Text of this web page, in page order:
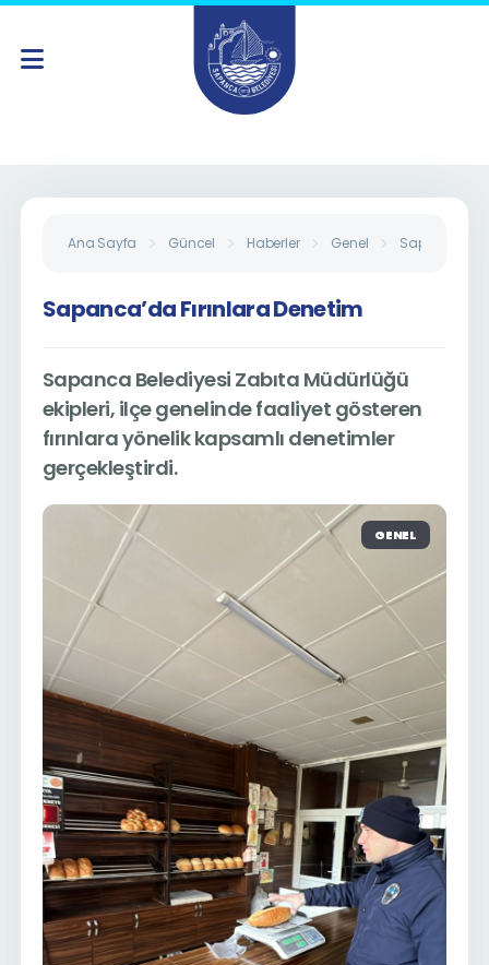
Ana Sayfa Güncel Haberler Genel Sapanca’da
Sapanca’da Fırınlara Denetim
Sapanca Belediyesi Zabıta Müdürlüğü
ekipleri, ilçe genelinde faaliyet gösteren
fırınlara yönelik kapsamlı denetimler
gerçekleştirdi.
GENEL